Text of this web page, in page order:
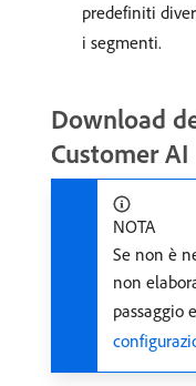
predefiniti
i segmenti.
Download
Customer AI
NOTA
Se non è
non
passaggio